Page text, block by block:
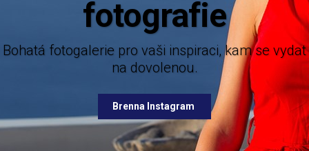
pro vaši inspiraci, kam se vydat
Brenna Instagram
Mějte dokonalý přehled o novinkách z
nabízených destinací.
Brenna Facebook